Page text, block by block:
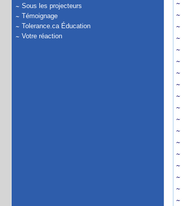
Sous les projecteurs
Témoignage
Tolerance.ca Éducation
Votre réaction